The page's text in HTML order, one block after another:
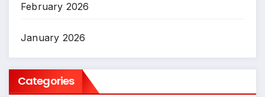
February 2026
January 2026
Categories